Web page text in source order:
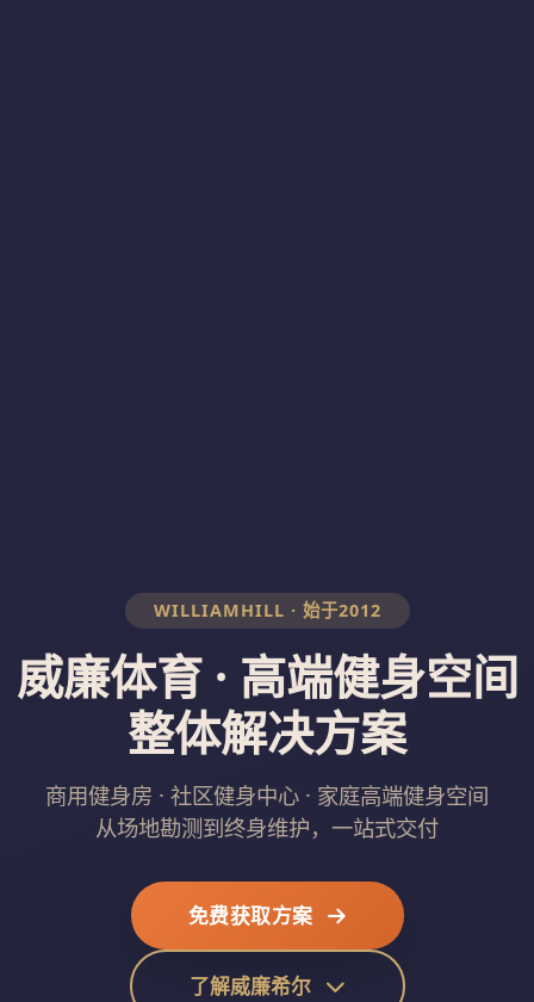
WILLIAMHILL · 始于2012
威廉体育 · 高端健身空间
整体解决方案
商用健身房 · 社区健身中心 · 家庭高端健身空间
从场地勘测到终身维护，一站式交付
免费获取方案
了解威廉希尔